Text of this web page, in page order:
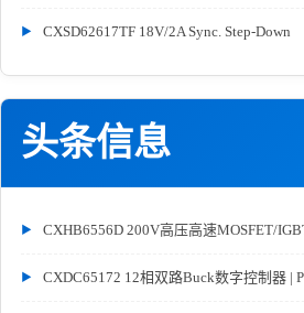
CXSD62617TF 18V/2A Sync. Step-Down
头条信息
CXHB6556D 200V高压高速MOSFET/
CXDC65172 12相双路Buck数字控制器 | P